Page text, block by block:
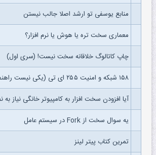
منابع یوسفی تو ارشد اصلا جالب نیستن
معماری سخت تره یا هوش یا نرم افزار؟
چاپ کاتالوگ خلاقانه سخت نیست! (سری اول)
۱۵۸ شبکه و امنیت ۲۵۵ ای تی (یکی نیست راهنمایی کنه؟؟؟؟؟؟؟)
آیا افزودن سخت افزار به کامپیوتر خانگی نیاز
یه سوال سخت از Fork در سیستم عامل
تمرین کتاب پیتر لینز